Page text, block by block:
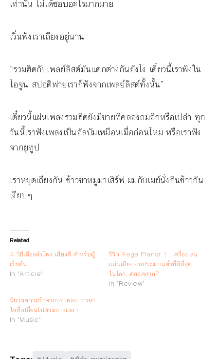
เท่านั้น ไม่ได้ชอบอะไรมากมาย
เวิ่นฟังเราเถียงอยู่นาน
“รวมฮิตกับเพลย์ลิสต์มันแตกต่างกันยังไง เดี๋ยวนี้เราฟังใน
ไอจูน สปอติฟายเราก็ฟังจากเพลย์ลิสต์ทั้งนั้น”
เดี๋ยวนี้แผ่นเพลงรวมฮิตยังมีขายที่คลองถมอีกหรือเปล่า ทุก
วันนี้เราฟังเพลงเป็นอัลบัมเหมือนเมื่อก่อนไหม หรือเราฟัง
จากยูทูป
เราหยุดเถียงกัน ข้าวขาหมูมาเสิร์ฟ ผมกับเมย์นั่งกินข้าวกัน
เงียบๆ
Related
4 วิธีเลือกลำโพง เสียงดี สำหรับผู้
เริ่มต้น
In "Article"
รีวิว Rega Planar 1 : เครื่องเล่น
แผ่นเสียง งบประมาณต่ำที่ดีที่สุด…
ในโลก…ตลอดกาล?
In "Review"
นิยามความรักจากบทเพลง: ภาษา
ใจที่เปลี่ยนไปตามกาลเวลา
In "Music"